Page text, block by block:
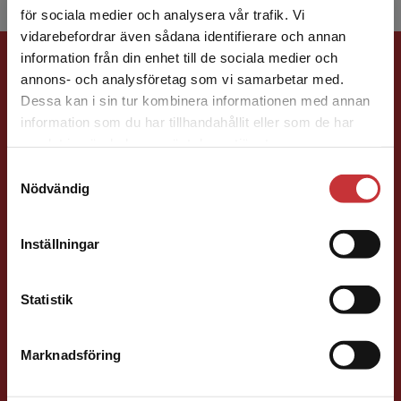
för sociala medier och analysera vår trafik. Vi
vidarebefordrar även sådana identifierare och annan
information från din enhet till de sociala medier och
annons- och analysföretag som vi samarbetar med.
Dessa kan i sin tur kombinera informationen med annan
information som du har tillhandahållit eller som de har
Nödvändig
Inställningar
Statistik
Marknadsföring
Begränsad fraktregion
Det verkar som att du besöker
studentlitteratur.se via en enhet utanför Sverige.
Vi erbjuder inte leveranser utanför Sverige. För
att kunna slutföra ett köp måste
Förlagskontakt